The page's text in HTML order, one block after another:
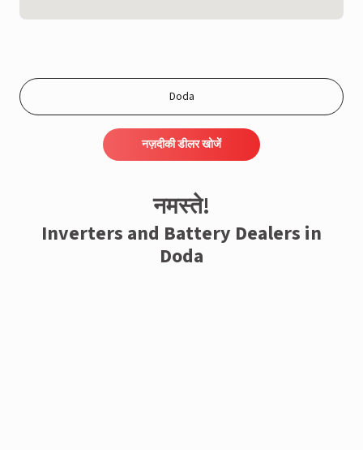
नज़दीकी डीलर खोजें
नमस्ते!
Inverters and Battery Dealers in
Doda